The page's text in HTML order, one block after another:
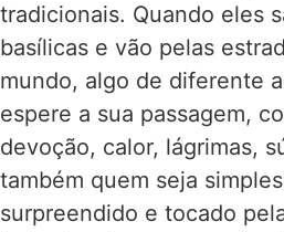
tradicionais. Quando eles
basílicas e vão pelas
mundo, algo de diferente
espere a sua passagem,
devoção, calor, lágrimas,
também quem seja
surpreendido e tocado